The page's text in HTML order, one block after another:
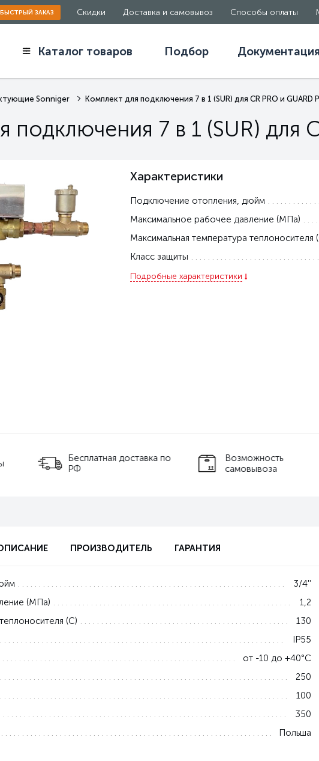
БЫСТРЫЙ ЗАКАЗ Скидки Доставка и самовывоз Способы оплаты
Каталог товаров Подбор Документация
Sonniger Комплект для подключения 7 в 1 (SUR) для CR PRO и GUARD
подключения 7 в 1 (SUR) для
Характеристики
Подключение отопления, дюйм
Максимальное рабочее давление (МПа)
Максимальная температура теплоносителя
Класс защиты
Подробные характеристики
Бесплатная доставка по
РФ
Возможность
самовывоза
ПРОИЗВОДИТЕЛЬ ГАРАНТИЯ
3/4''
(МПа)
1,2
(С)
130
IP55
от -10 до +40°С
250
100
350
Польша